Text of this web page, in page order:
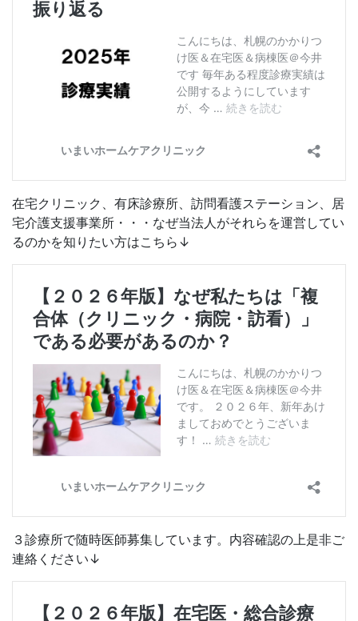
在宅クリニック、有床診療所、訪問看護ステーション、居
宅介護支援事業所・・・なぜ当法人がそれらを運営してい
るのかを知りたい方はこちら↓
３診療所で随時医師募集しています。内容確認の上是非ご
連絡ください↓